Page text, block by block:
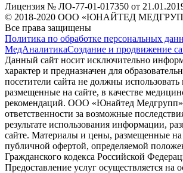
Лицензия № ЛО-77-01-017350 от
© 2018-2020 ООО «ЮНАЙТЕД
Все права защищены
Политика по обработке персональных
МедАналитикаСоздание и продвижение
Данный сайт носит исключительно
характер и предназначен для
посетители сайта не должны использовать
размещенные на сайте, в качестве
рекомендаций. ООО «Юнайтед Медгрупп»
ответственности за возможные
результате использования информации,
сайте. Материалы и цены, размещенные на
публичной офертой, определяемой
Гражданского кодекса Российской
Предоставление услуг осуществляется на